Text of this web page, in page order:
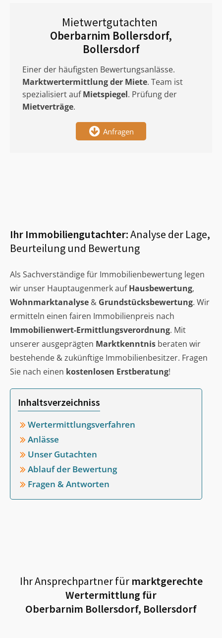
Mietwertgutachten
Oberbarnim Bollersdorf,
Bollersdorf
Einer der häufigsten Bewertungsanlässe.
Marktwertermittlungder Miete. Team ist
spezialisiert aufMietspiegel. Prüfung der
Mietverträge.
Anfragen
Ihr Immobiliengutachter:Analyse der Lage,
Beurteilung und Bewertung
Als Sachverständige für Immobilienbewertung legen
wir unser Hauptaugenmerk aufHausbewertung,
Wohnmarktanalyse & Grundstücksbewertung. Wir
ermitteln einen fairen Immobilienpreis nach
Immobilienwert-Ermittlungsverordnung. Mit
unserer ausgeprägten Marktkenntnis beraten wir
bestehende & zukünftige Immobilienbesitzer. Fragen
Sie nach einen kostenlosen Erstberatung!
Inhaltsverzeichniss
Wertermittlungsverfahren
Anlässe
Unser Gutachten
Ablauf der Bewertung
Fragen & Antworten
Ihr Ansprechpartner fürmarktgerechte
Wertermittlung für
Oberbarnim Bollersdorf, Bollersdorf